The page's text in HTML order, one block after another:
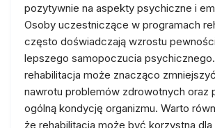
pozytywnie na aspekty psychiczne i
Osoby uczestniczące w programach
często doświadczają wzrostu
lepszego samopoczucia
rehabilitacja może znacząco
nawrotu problemów zdrowotnych oraz
ogólną kondycję organizmu. Warto
że rehabilitacja może być korzystna dla